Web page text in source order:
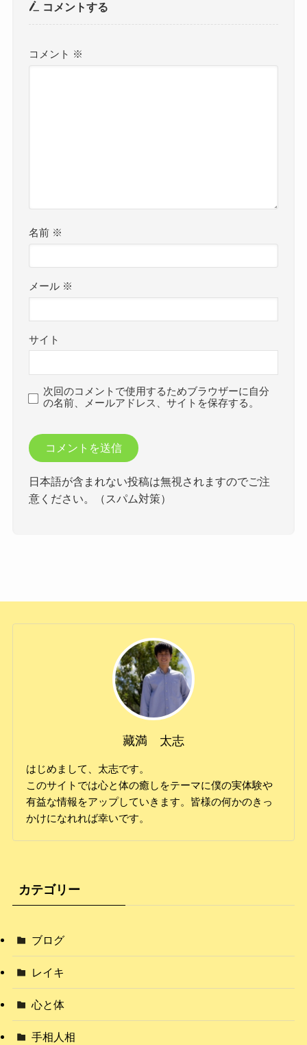
コメントする
コメント ※
名前 ※
メール ※
サイト
次回のコメントで使用するためブラウザーに自分
の名前、メールアドレス、サイトを保存する。
日本語が含まれない投稿は無視されますのでご注
意ください。（スパム対策）
藏満 太志
はじめまして、太志です。
このサイトでは心と体の癒しをテーマに僕の実体験や
有益な情報をアップしていきます。皆様の何かのきっ
かけになれれば幸いです。
カテゴリー
ブログ
レイキ
心と体
手相人相